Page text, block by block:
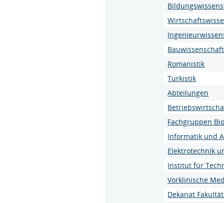
Romanistik
Turkistik
Abteilungen
Fachgruppen
Informatik und
Elektrotechnik
Institut für
Vorklinische
Dekanat